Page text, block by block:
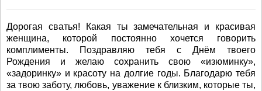
Дорогая сватья! Какая ты замечательная и красивая
женщина, которой постоянно хочется говорить
комплименты. Поздравляю тебя с Днём твоего
Рождения и желаю сохранить свою «изюминку»,
«задоринку» и красоту на долгие годы. Благодарю тебя
за твою заботу, любовь, уважение к близким, которые ты,